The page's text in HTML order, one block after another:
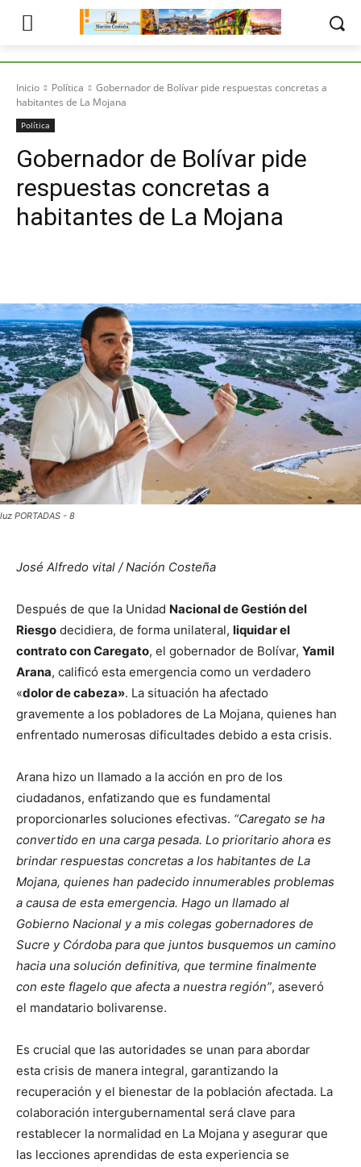
Inicio Política
Gobernador de Bolívar pide respuestas concretas a
habitantes de La Mojana
Política
Gobernador de Bolívar pide
respuestas concretas a
habitantes de La Mojana
luz PORTADAS - 8
José Alfredo vital / Nación Costeña
Después de que la Unidad Nacional de Gestión del
Riesgo decidiera, de forma unilateral, liquidar el
contrato con Caregato, el gobernador de Bolívar, Yamil
Arana, calificó esta emergencia como un verdadero
«dolor de cabeza». La situación ha afectado
gravemente a los pobladores de La Mojana, quienes han
enfrentado numerosas dificultades debido a esta crisis.
Arana hizo un llamado a la acción en pro de los
ciudadanos, enfatizando que es fundamental
proporcionarles soluciones efectivas. “Caregato se ha
convertido en una carga pesada. Lo prioritario ahora es
brindar respuestas concretas a los habitantes de La
Mojana, quienes han padecido innumerables problemas
a causa de esta emergencia. Hago un llamado al
Gobierno Nacional y a mis colegas gobernadores de
Sucre y Córdoba para que juntos busquemos un camino
hacia una solución definitiva, que termine finalmente
con este flagelo que afecta a nuestra región”, aseveró
el mandatario bolivarense.
Es crucial que las autoridades se unan para abordar
esta crisis de manera integral, garantizando la
recuperación y el bienestar de la población afectada. La
colaboración intergubernamental será clave para
restablecer la normalidad en La Mojana y asegurar que
las lecciones aprendidas de esta experiencia se